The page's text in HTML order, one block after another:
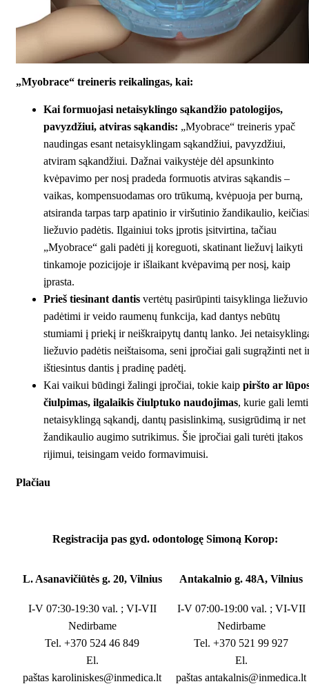
„Myobrace“ treineris reikalingas, kai:
Kai formuojasi netaisyklingo sąkandžio patologijos,
pavyzdžiui, atviras sąkandis: „Myobrace“ treineris ypač
naudingas esant netaisyklingam sąkandžiui, pavyzdžiui,
atviram sąkandžiui. Dažnai vaikystėje dėl apsunkinto
kvėpavimo per nosį pradeda formuotis atviras sąkandis –
vaikas, kompensuodamas oro trūkumą, kvėpuoja per burną,
atsiranda tarpas tarp apatinio ir viršutinio žandikaulio,
liežuvio padėtis. Ilgainiui toks įprotis įsitvirtina, tačiau
„Myobrace“ gali padėti jį koreguoti, skatinant liežuvį laikyti
tinkamoje pozicijoje ir išlaikant kvėpavimą per nosį, kaip
įprasta.
Prieš tiesinant dantis vertėtų pasirūpinti taisyklinga liežuvio
padėtimi ir veido raumenų funkcija, kad dantys nebūtų
stumiami į priekį ir neiškraipytų dantų lanko. Jei
liežuvio padėtis neištaisoma, seni įpročiai gali sugrąžinti net
ištiesintus dantis į pradinę padėtį.
Kai vaikui būdingi žalingi įpročiai, tokie kaip piršto ar
čiulpimas, ilgalaikis čiulptuko naudojimas, kurie gali lemti
netaisyklingą sąkandį, dantų pasislinkimą, susigrūdimą ir net
žandikaulio augimo sutrikimus. Šie įpročiai gali turėti įtakos
rijimui, teisingam veido formavimuisi.
Plačiau
Registracija pas gyd. odontologę Simoną Korop:
L. Asanavičiūtės g. 20, Vilnius Antakalnio g. 48A, Vilnius
I-V 07:30-19:30 val. ; VI-VII
Nedirbame
Tel. +370 524 46 849
El.
paštas karoliniskes@inmedica.lt
I-V 07:00-19:00 val. ; VI-VII
Nedirbame
Tel. +370 521 99 927
El.
paštas antakalnis@inmedica.lt